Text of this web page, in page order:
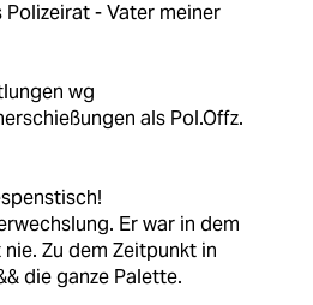
Polizeirat - Vater meiner
wg
als Pol.Offz.
Er war in dem
Zu dem Zeitpunkt in
die ganze Palette.